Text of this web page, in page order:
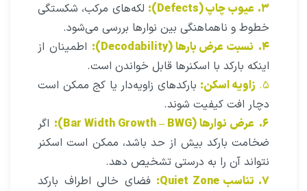
۳. عیوب چاپ (Defects):
لکه‌های مرکب، شکستگی
خطوط و ناهماهنگی بین نوارها بررسی می‌شود.
۴. نسبت عرض بارها (Decodability):
اطمینان از
اینکه بارکد با اسکنرها قابل خواندن است.
۵. زاویه اسکن: بارکدهای زاویه‌دار یا کج ممکن است
دچار افت کیفیت شوند.
۶. عرض نوارها (Bar Width Growth – BWG):
اگر
ضخامت بارکد بیش از حد باشد، ممکن است اسکنر
نتواند آن را به درستی تشخیص دهد.
۷. تناسب Quiet Zone:
فضای خالی اطراف بارکد